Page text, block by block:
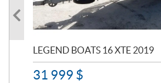
LEGEND BOATS 16 XTE 2019
31 999 $